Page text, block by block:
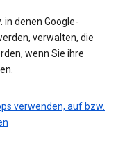
in denen Google-
verwalten, die
wenn Sie ihre
verwenden, auf bzw.